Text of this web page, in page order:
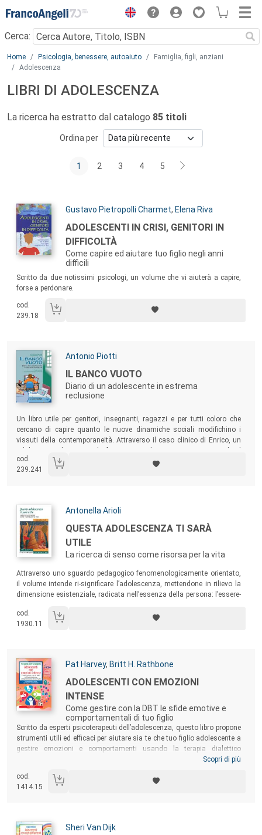
Menu
Cerca:
Main content
Home Psicologia, benessere, autoaiuto
Famiglia, figli, anziani
Adolescenza
LIBRI DI ADOLESCENZA
La ricerca ha estratto dal catalogo 85 titoli
Ordina per
1 2 3 4 5
Autori:
Gustavo Pietropolli Charmet, Elena Riva
Titolo:
ADOLESCENTI IN CRISI, GENITORI IN
DIFFICOLTÀ
Come capire ed aiutare tuo figlio negli anni
difficili
Sommario:
Scritto da due notissimi psicologi, un volume che vi aiuterà a capire,
forse a perdonare.
cod.
239.18
Autori:
Antonio Piotti
Titolo:
IL BANCO VUOTO
Diario di un adolescente in estrema
reclusione
Sommario:
Un libro utile per genitori, insegnanti, ragazzi e per tutti coloro che
cercano di capire quanto le nuove dinamiche sociali modifichino i
vissuti della contemporaneità. Attraverso il caso clinico di Enrico, un
testo tenta di cogliere le ragioni di un comportamento così estremo
come il ritiro dalla società.
cod.
239.241
Autori:
Antonella Arioli
Titolo:
QUESTA ADOLESCENZA TI SARÀ
UTILE
La ricerca di senso come risorsa per la vita
Attraverso uno sguardo pedagogico fenomenologicamente orientato,
il volume intende ri-significare l’adolescenza, mettendone in rilievo la
dimensione esistenziale, radicata nell’essenza della persona: l’essere-
di senso contribuisca in modo cruciale al processo auto-formativo
lungo l’arco dell’intera esistenza.
cod.
1930.11
Autori:
Pat Harvey, Britt H. Rathbone
Titolo:
ADOLESCENTI CON EMOZIONI
INTENSE
Come gestire con la DBT le sfide emotive e
comportamentali di tuo figlio
Sommario:
Scritto da esperti psicoterapeuti dell’adolescenza, questo libro propone
strumenti utili ed efficaci per aiutare sia te che tuo figlio adolescente a
gestire emozioni e comportamenti usando la terapia dialettico
comportamentale (DBT). Troverai spunti per capire meglio lui e
prenderti cura di te stesso e della tua famiglia. Una guida
fondamentale per scoprire un nuovo modo di vivere insieme e lavorare
Scopri di più
cod.
1414.15
Autori:
Sheri Van Dijk